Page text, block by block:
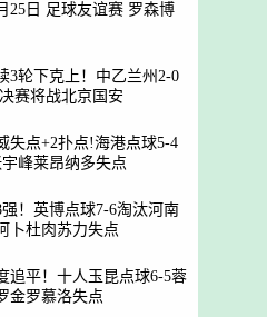
25日 足球友谊赛 罗森博
3轮下克上！中乙兰州2-0
赛将战北京国安
失点+2扑点!海港点球5-4
峰莱昂纳多失点
强！英博点球7-6淘汰河南
卜杜肉苏力失点
追平！十人玉昆点球6-5蓉
金罗慕洛失点